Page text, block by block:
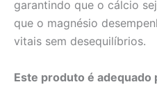
garantindo que o cálcio
que o magnésio
vitais sem desequilíbrios.
Este produto é adequado